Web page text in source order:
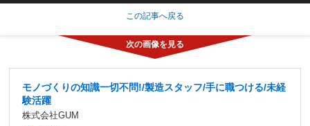
この記事へ戻る
モノづくりの知識一切不問!/製造スタッフ/手に職つける/未経
験活躍
株式会社GUM